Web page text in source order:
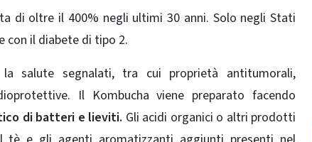
di oltre il 400% negli ultimi 30 anni. Solo negli Stati
con il diabete di tipo 2.
salute segnalati, tra cui proprietà antitumorali,
Il Kombucha viene preparato facendo
di batteri e lieviti. Gli acidi organici o altri prodotti